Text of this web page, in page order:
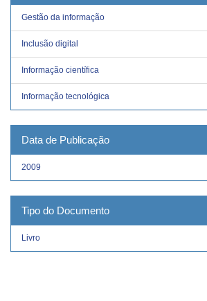
Gestão da informação
Inclusão digital
Informação científica
Informação tecnológica
Data de Publicação
2009
Tipo do Documento
Livro